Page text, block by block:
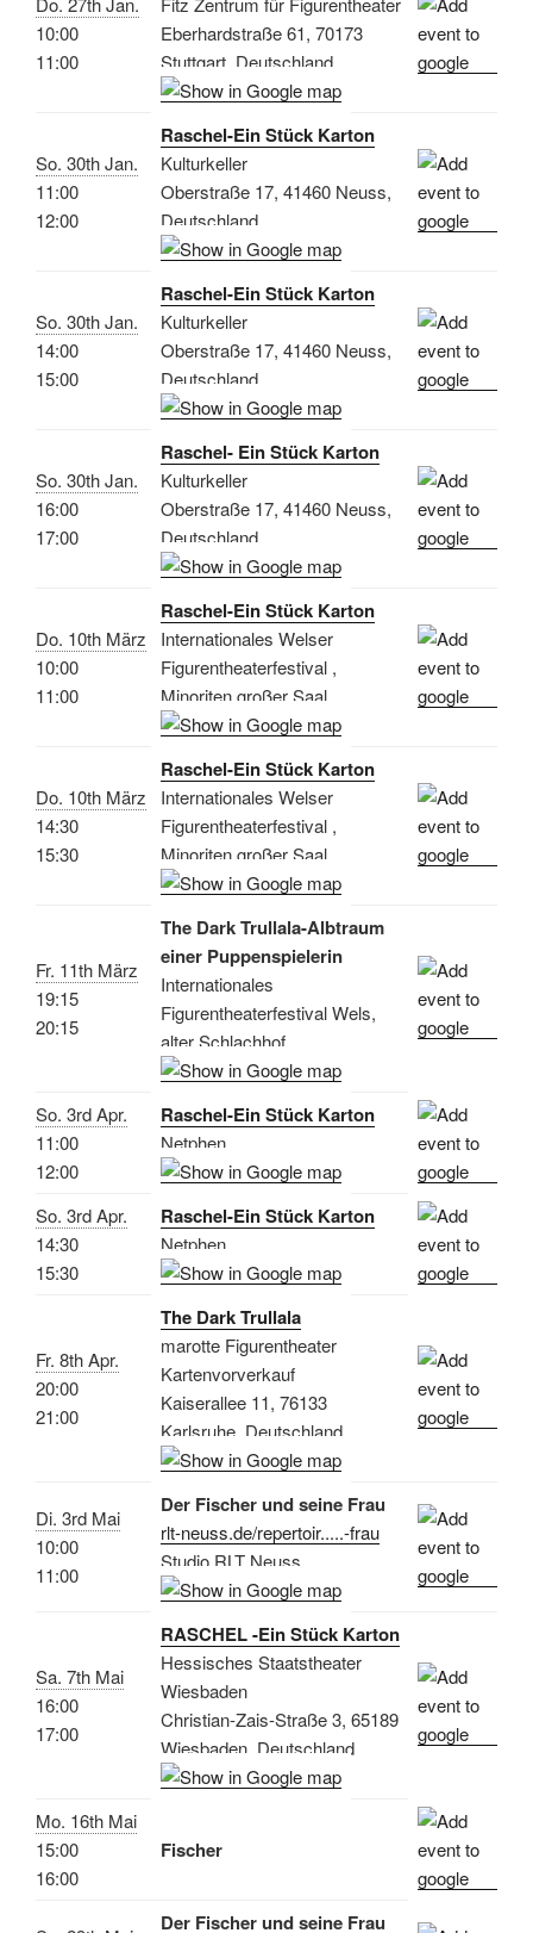
10:00
11:00
Eberhardstraße 61, 70173
Stuttgart, Deutschland
So. 30th Jan.
11:00
12:00
Raschel-Ein Stück Karton
Kulturkeller
Oberstraße 17, 41460 Neuss,
Deutschland
So. 30th Jan.
14:00
15:00
Raschel-Ein Stück Karton
Kulturkeller
Oberstraße 17, 41460 Neuss,
Deutschland
So. 30th Jan.
16:00
17:00
Raschel- Ein Stück Karton
Kulturkeller
Oberstraße 17, 41460 Neuss,
Deutschland
Do. 10th März
10:00
11:00
Raschel-Ein Stück Karton
Internationales Welser
Figurentheaterfestival ,
Minoriten großer Saal
Do. 10th März
14:30
15:30
Raschel-Ein Stück Karton
Internationales Welser
Figurentheaterfestival ,
Minoriten großer Saal
Fr. 11th März
19:15
20:15
The Dark Trullala-Albtraum
einer Puppenspielerin
Internationales
Figurentheaterfestival Wels,
alter Schlachhof
So. 3rd Apr.
11:00
12:00
Raschel-Ein Stück Karton
Netphen
So. 3rd Apr.
14:30
15:30
Raschel-Ein Stück Karton
Netphen
Fr. 8th Apr.
20:00
21:00
The Dark Trullala
marotte Figurentheater
Kartenvorverkauf
Kaiserallee 11, 76133
Karlsruhe, Deutschland
Di. 3rd Mai
10:00
11:00
Der Fischer und seine Frau
rlt-neuss.de/repertoir.....-frau
Studio RLT Neuss
Sa. 7th Mai
16:00
17:00
RASCHEL -Ein Stück Karton
Hessisches Staatstheater
Wiesbaden
Christian-Zais-Straße 3, 65189
Wiesbaden, Deutschland
Mo. 16th Mai
15:00
16:00
Fischer
Der Fischer und seine Frau